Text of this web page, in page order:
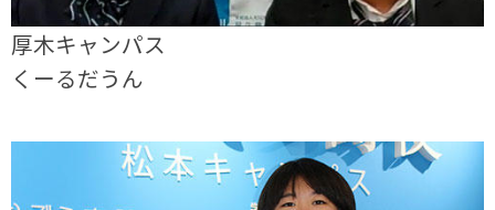
厚木キャンパス
くーるだうん